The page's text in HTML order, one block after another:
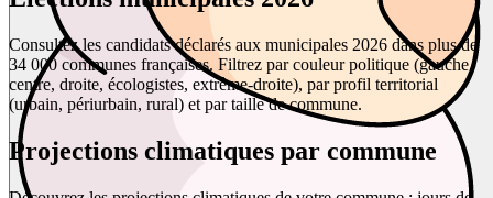
Consultez les candidats déclarés aux municipales 2026 dans plus de
34 000 communes françaises. Filtrez par couleur politique (gauche,
centre, droite, écologistes, extrême-droite), par profil territorial
(urbain, périurbain, rural) et par taille de commune.
Projections climatiques par commune